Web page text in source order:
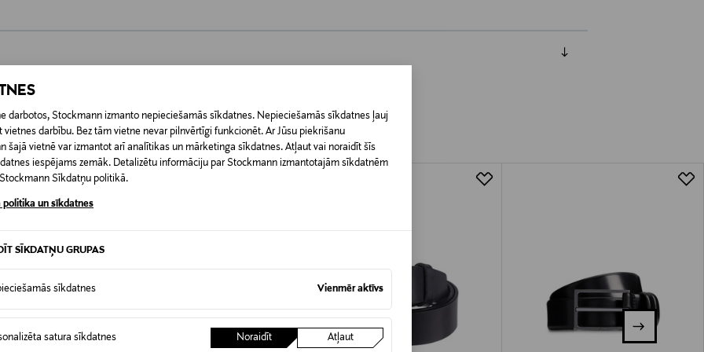
darbotos, Stockmann izmanto nepieciešamās sīkdatnes. Nepieciešamās sīkdatnes ļauj
vietnes darbību. Bez tām vietne nevar pilnvērtīgi funkcionēt. Ar Jūsu piekrišanu
šajā vietnē var izmantot arī analītikas un mārketinga sīkdatnes. Atļaut vai noraidīt šīs
iespējams zemāk. Detalizētu informāciju par Stockmann izmantotajām sīkdatnēm
Sīkdatņu politikā.
politika un sīkdatnes
SĪKDATŅU GRUPAS
sīkdatnes Vienmēr aktīvs
satura sīkdatnes Noraidīt Atļaut
0,00 € – 4,90 €